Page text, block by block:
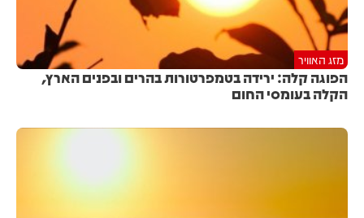
מזג האוויר
הפוגה קלה: ירידה בטמפרטורות בהרים ובפנים הארץ,
הקלה בעומסי החום